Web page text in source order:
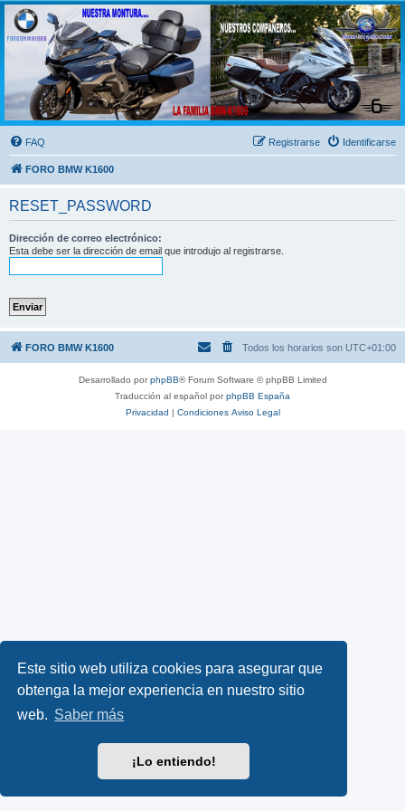
Este sitio web utiliza cookies para asegurar que
obtenga la mejor experiencia en nuestro sitio
web. Saber más
¡Lo entiendo!
FORO BMW K1600
FORO de MOTOS BMW
FAQ Identificarse
Registrarse
FORO BMW K1600
RESET_PASSWORD
Dirección de correo electrónico:
Esta debe ser la dirección de email que introdujo al registrarse.
FORO BMW K1600 Todos los horarios son UTC+01:00
Desarrollado porphpBB® Forum Software © phpBB Limited
Traducción al español porphpBB España
Privacidad | Condiciones Aviso Legal